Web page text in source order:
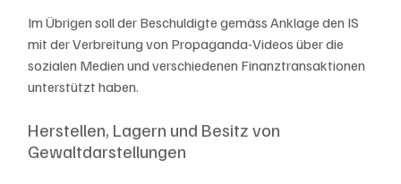
Im Übrigen soll der Beschuldigte gemäss Anklage den IS
mit der Verbreitung von Propaganda-Videos über die
sozialen Medien und verschiedenen Finanztransaktionen
unterstützt haben.
Herstellen, Lagern und Besitz von
Gewaltdarstellungen